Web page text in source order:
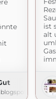
ist
alt